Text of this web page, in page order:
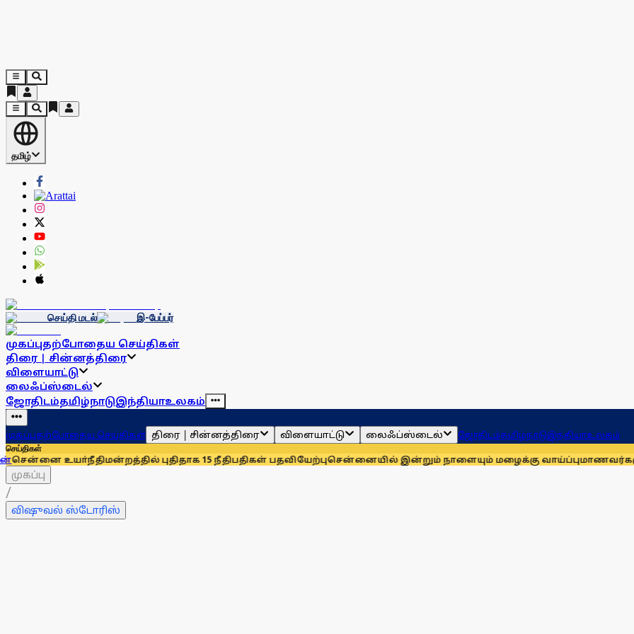
தமிழ்
செய்தி மடல் இ-பேப்பர்
முகப்புதற்போதைய செய்திகள்
திரை | சின்னத்திரை
விளையாட்டு
லைஃப்ஸ்டைல்
ஜோதிடம்தமிழ்நாடுஇந்தியாஉலகம்
முகப்புதற்போதைய செய்திகள் திரை | சின்னத்திரை விளையாட்டு லைஃப்ஸ்டைல் ஜோதிடம்தமிழ்நாடுஇந்தியாஉலகம்
செய்திகள்
உயா்நீதிமன்றத்தில் புதிதாக 15 நீதிபதிகள் பதவியேற்புசென்னையில் இன்றும் நாளையும் மழைக்கு வாய்ப்புமாணவர்களுக்காக
முகப்பு
/
விஷுவல் ஸ்டோரிஸ்